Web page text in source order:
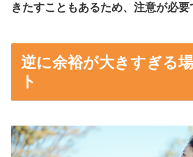
きたすこともあるため、注意が必要
逆に余裕が大きすぎる
ト